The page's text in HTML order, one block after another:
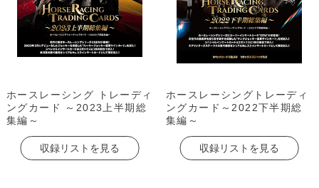
ホースレーシング トレーディ
ングカード ～2023上半期総
集編～
収録リストを見る
ホースレーシングトレーディ
ングカード～2022下半期総
集編～
収録リストを見る